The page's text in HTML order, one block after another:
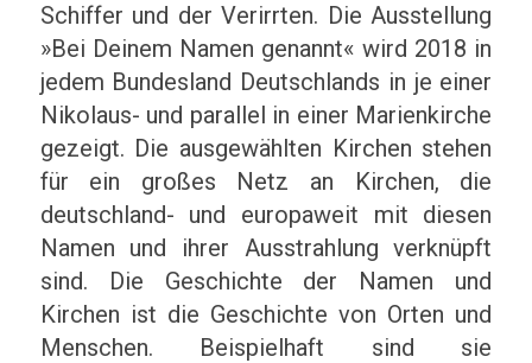
Schiffer und der Verirrten. Die Ausstellung
»Bei Deinem Namen genannt« wird 2018 in
jedem Bundesland Deutschlands in je einer
Nikolaus- und parallel in einer Marienkirche
gezeigt. Die ausgewählten Kirchen stehen
für ein großes Netz an Kirchen, die
deutschland- und europaweit mit diesen
Namen und ihrer Ausstrahlung verknüpft
sind. Die Geschichte der Namen und
Kirchen ist die Geschichte von Orten und
Menschen. Beispielhaft sind sie